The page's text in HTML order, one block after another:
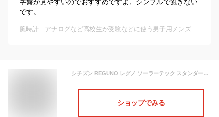
字盤が見やすいのでおすすめですよ。シンプルで飽きない
です。
腕時計｜アナログなど高校生が受験などに使う男子用メンズリストウォッチのおすすめは？
シチズン REGUNO レグノ ソーラーテック スタンダード RS25-0033B 腕時計 時計
ショップでみる